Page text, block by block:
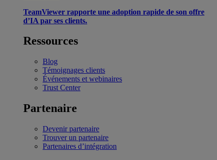
TeamViewer rapporte une adoption rapide de son offre
d’IA par ses clients.
Ressources
Blog
Témoignages clients
Événements et webinaires
Trust Center
Partenaire
Devenir partenaire
Trouver un partenaire
Partenaires d’intégration